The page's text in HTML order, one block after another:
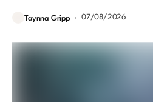
Taynna Gripp 07/08/2026